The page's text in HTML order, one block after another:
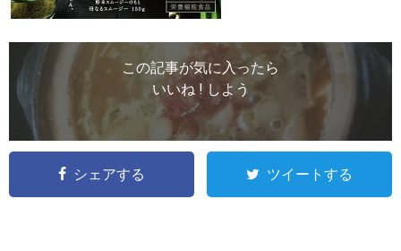
この記事が気に入ったら
いいね ! しよう
シェアする ツイートする